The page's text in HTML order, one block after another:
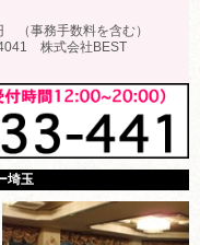
事務手数料を含む）
株式会社BEST
埼玉